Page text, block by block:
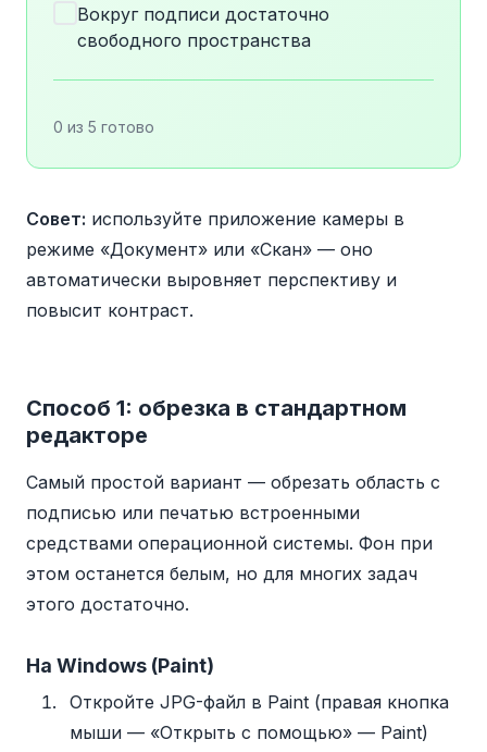
Вокруг подписи достаточно
свободного пространства
0 из 5 готово
Совет: используйте приложение камеры в
режиме «Документ» или «Скан» — оно
автоматически выровняет перспективу и
повысит контраст.
Способ 1: обрезка в стандартном
редакторе
Самый простой вариант — обрезать область с
подписью или печатью встроенными
средствами операционной системы. Фон при
этом останется белым, но для многих задач
этого достаточно.
На Windows (Paint)
Откройте JPG-файл в Paint (правая кнопка
мыши — «Открыть с помощью» — Paint)